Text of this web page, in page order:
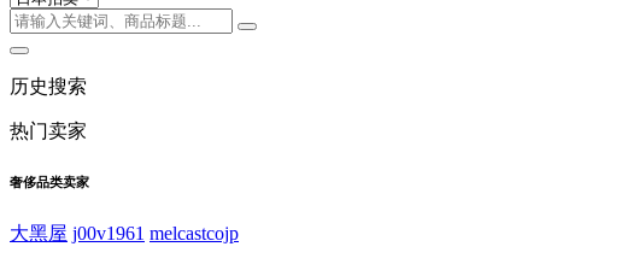
历史搜索
热门卖家
奢侈品类卖家
大黑屋 j00v1961 melcastcojp